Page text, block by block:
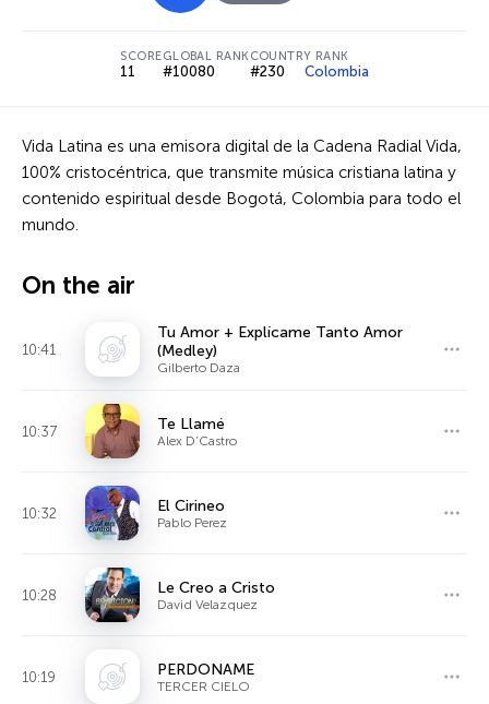
SCORE
11
GLOBAL RANK
#10080
COUNTRY RANK
#230 Colombia
Vida Latina es una emisora digital de la Cadena Radial Vida,
100% cristocéntrica, que transmite música cristiana latina y
contenido espiritual desde Bogotá, Colombia para todo el
mundo.
On the air
10:41
Tu Amor + Explícame Tanto Amor
(Medley)
Gilberto Daza
10:37 Te Llamé
Alex D’Castro
10:32 El Cirineo
Pablo Perez
10:28 Le Creo a Cristo
David Velazquez
10:19 PERDONAME
TERCER CIELO